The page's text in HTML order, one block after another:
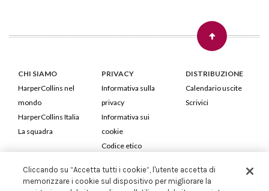
CHI SIAMO
HarperCollins nel
mondo
HarperCollins Italia
La squadra
PRIVACY
Informativa sulla
privacy
Informativa sui
cookie
Codice etico
DISTRIBUZIONE
Calendario uscite
Scrivici
HarperCollins Italia S.p.A. Viale Monte Nero, 84 - 20135 Milano
Cod. Fiscale e P.IVA 05946780151 - Capitale Sociale 258.250 €
Cliccando su “Accetta tutti i cookie”, l'utente accetta di
memorizzare i cookie sul dispositivo per migliorare la